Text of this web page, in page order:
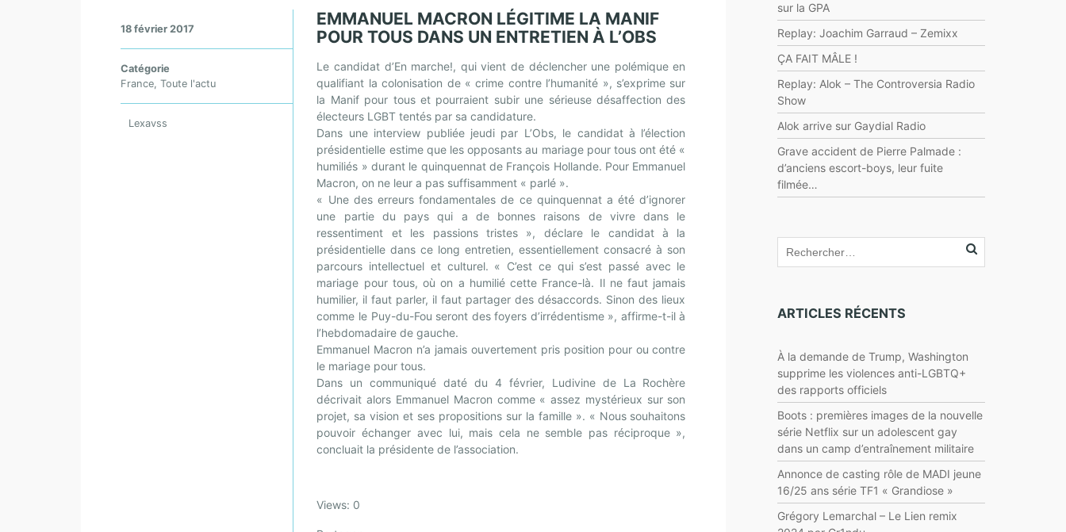
EMMANUEL MACRON LÉGITIME LA MANIF
POUR TOUS DANS UN ENTRETIEN À L’OBS
Le candidat d’En marche!, qui vient de déclencher une polémique en
qualifiant la colonisation de « crime contre l’humanité », s’exprime sur
la Manif pour tous et pourraient subir une sérieuse désaffection des
électeurs LGBT tentés par sa candidature.
Dans une interview publiée jeudi par L’Obs, le candidat à l’élection
présidentielle estime que les opposants au mariage pour tous ont été «
humiliés » durant le quinquennat de François Hollande. Pour Emmanuel
Macron, on ne leur a pas suffisamment « parlé ».
« Une des erreurs fondamentales de ce quinquennat a été d’ignorer
une partie du pays qui a de bonnes raisons de vivre dans le
ressentiment et les passions tristes », déclare le candidat à la
présidentielle dans ce long entretien, essentiellement consacré à son
parcours intellectuel et culturel. « C’est ce qui s’est passé avec le
mariage pour tous, où on a humilié cette France-là. Il ne faut jamais
humilier, il faut parler, il faut partager des désaccords. Sinon des lieux
comme le Puy-du-Fou seront des foyers d’irrédentisme », affirme-t-il à
l’hebdomadaire de gauche.
Emmanuel Macron n’a jamais ouvertement pris position pour ou contre
le mariage pour tous.
Dans un communiqué daté du 4 février, Ludivine de La Rochère
décrivait alors Emmanuel Macron comme « assez mystérieux sur son
projet, sa vision et ses propositions sur la famille ». « Nous souhaitons
pouvoir échanger avec lui, mais cela ne semble pas réciproque »,
concluait la présidente de l’association.
Views: 0
18 février 2017
Catégorie
France, Toute l'actu
Lexavss
sur la GPA
Replay: Joachim Garraud – Zemixx
ÇA FAIT MÂLE !
Replay: Alok – The Controversia Radio
Show
Alok arrive sur Gaydial Radio
Grave accident de Pierre Palmade :
d’anciens escort-boys, leur fuite
filmée…
ARTICLES RÉCENTS
À la demande de Trump, Washington
supprime les violences anti-LGBTQ+
des rapports officiels
Boots : premières images de la nouvelle
série Netflix sur un adolescent gay
dans un camp d’entraînement militaire
Annonce de casting rôle de MADI jeune
16/25 ans série TF1 « Grandiose »
Grégory Lemarchal – Le Lien remix